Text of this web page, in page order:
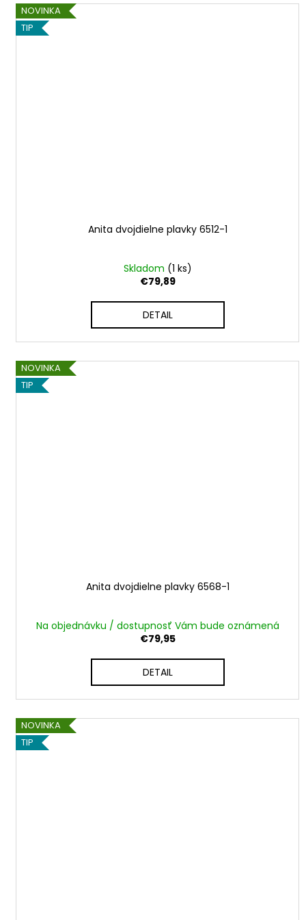
NOVINKA
TIP
Anita dvojdielne plavky 6512-1
Skladom (1 ks)
€79,89
DETAIL
NOVINKA
TIP
Anita dvojdielne plavky 6568-1
Na objednávku / dostupnosť Vám bude oznámená
€79,95
DETAIL
NOVINKA
TIP